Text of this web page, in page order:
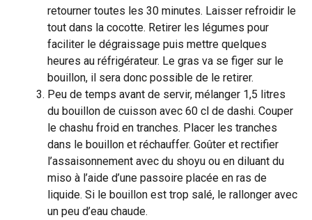
retourner toutes les 30 minutes. Laisser refroidir le
tout dans la cocotte. Retirer les légumes pour
faciliter le dégraissage puis mettre quelques
heures au réfrigérateur. Le gras va se figer sur le
bouillon, il sera donc possible de le retirer.
Peu de temps avant de servir, mélanger 1,5 litres
du bouillon de cuisson avec 60 cl de dashi. Couper
le chashu froid en tranches. Placer les tranches
dans le bouillon et réchauffer. Goûter et rectifier
l’assaisonnement avec du shoyu ou en diluant du
miso à l’aide d’une passoire placée en ras de
liquide. Si le bouillon est trop salé, le rallonger avec
un peu d’eau chaude.